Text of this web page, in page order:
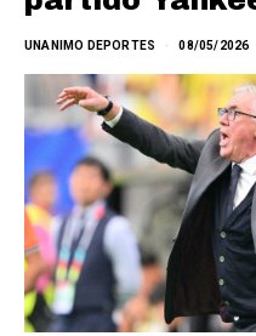
UNANIMO DEPORTES 08/05/2026